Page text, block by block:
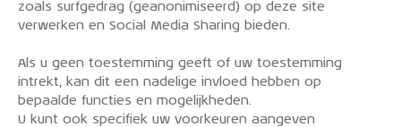
zoals surfgedrag (geanonimiseerd) op deze site
verwerken en Social Media Sharing bieden.
Als u geen toestemming geeft of uw toestemming
intrekt, kan dit een nadelige invloed hebben op
bepaalde functies en mogelijkheden.
U kunt ook specifiek uw voorkeuren aangeven
VLOOT
Word lid van de KLM Aeroclub. Basis lid, simulator
lid of vliegend lid. Ook niet KLM-ers zijn welkom!